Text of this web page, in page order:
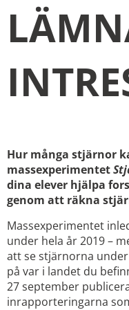
Hur många stjärnor
massexperimentet
dina elever hjälpa
genom att räkna
Massexperimentet
under hela år 2019 –
att se stjärnorna
på var i landet du
27 september
inrapporteringarna